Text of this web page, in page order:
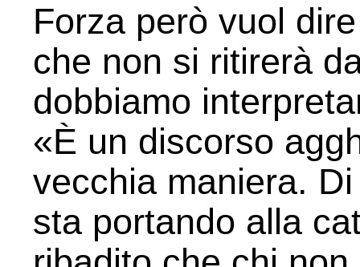
Forza però vuol
che non si ritirerà
dobbiamo
«È un discorso
vecchia maniera.
sta portando alla